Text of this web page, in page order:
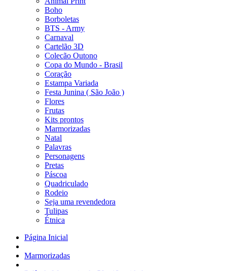
Boho
Borboletas
BTS - Army
Carnaval
Cartelão 3D
Colecão Outono
Copa do Mundo - Brasil
Coração
Estampa Variada
Festa Junina ( São João )
Flores
Frutas
Kits prontos
Marmorizadas
Natal
Palavras
Personagens
Pretas
Páscoa
Quadriculado
Rodeio
Seja uma revendedora
Tulipas
Étnica
Página Inicial
Marmorizadas